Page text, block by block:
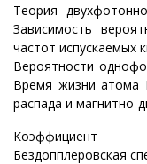
Теория
Зависимость
частот испускаемых
Вероятности
Время жизни атома
распада и магнитно-
Коэффициент
Бездопплеровская